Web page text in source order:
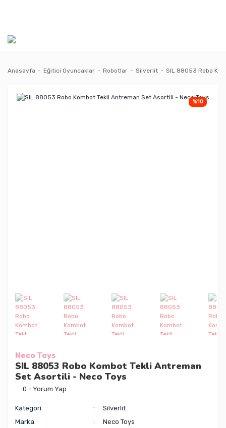
Anasayfa Eğitici Oyuncaklar Robotlar Silverlit SIL 88053 Robo
%10
Neco Toys
SIL 88053 Robo Kombot Tekli Antreman
Set Asortili - Neco Toys
0 - Yorum Yap
Kategori
Silverlit
Marka
Neco Toys